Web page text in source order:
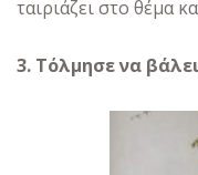
ταιριάζει στο θέμα
3. Τόλμησε να